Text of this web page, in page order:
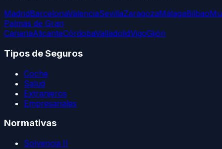
MadridBarcelonaValenciaSevillaZaragozaMálagaBilbao
Palmas de Gran
CanariaAlicanteCórdobaValladolidVigoGijón
Tipos de Seguros
Coche
Salud
Extranjeros
Empresariales
Normativas
Solvencia II